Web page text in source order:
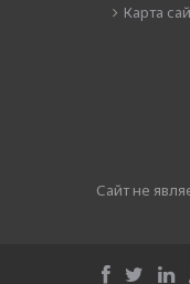
Карта
Сайт не